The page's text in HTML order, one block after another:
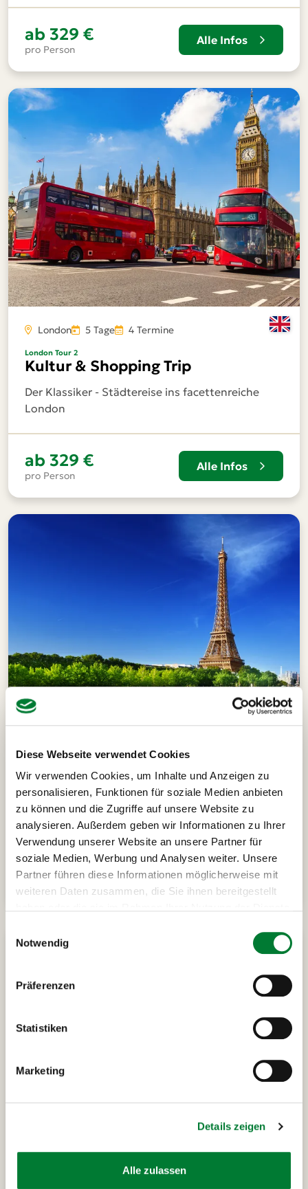
Diese Webseite verwendet Cookies
Wir verwenden Cookies, um Inhalte und Anzeigen zu
personalisieren, Funktionen für soziale Medien anbieten
zu können und die Zugriffe auf unsere Website zu
analysieren. Außerdem geben wir Informationen zu Ihrer
Verwendung unserer Website an unsere Partner für
soziale Medien, Werbung und Analysen weiter. Unsere
Partner führen diese Informationen möglicherweise mit
weiteren Daten zusammen, die Sie ihnen bereitgestellt
Notwendig
Präferenzen
Statistiken
Marketing
Details zeigen
Alle zulassen
ab 329 €
pro Person
Alle Infos
London 5 Tage 4 Termine
London Tour 2
Kultur & Shopping Trip
Der Klassiker - Städtereise ins facettenreiche
London
ab 329 €
pro Person
Alle Infos
Paris 7 Tage 1 Termin
Paris Sommer Special
Der Geheimtipp
Montag bis Sonntag mit Nachtrückfahrt
ab399 €
pro Person
Alle Infos
2 Termine